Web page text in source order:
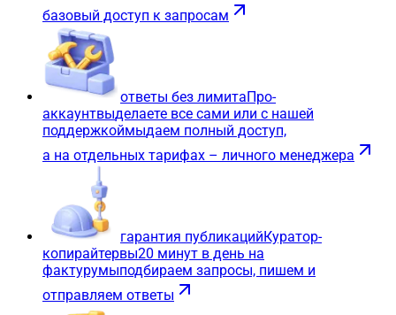
базовый доступ к запросам
ответы без лимитаПро-
аккаунтвыделаете все сами или с нашей
поддержкоймыдаем полный доступ,
а на отдельных тарифах – личного менеджера
гарантия публикацийКуратор-
копирайтервы20 минут в день на
фактурумыподбираем запросы, пишем и
отправляем ответы